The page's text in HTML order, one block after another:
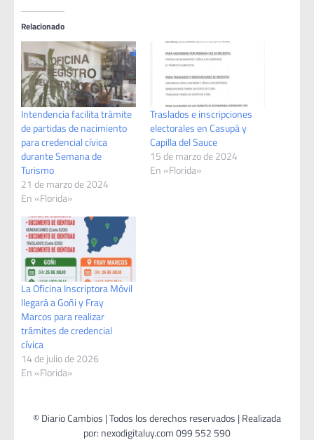
Relacionado
Intendencia facilita trámite
de partidas de nacimiento
para credencial cívica
durante Semana de
Turismo
21 de marzo de 2024
En «Florida»
Traslados e inscripciones
electorales en Casupá y
Capilla del Sauce
15 de marzo de 2024
En «Florida»
La Oficina Inscriptora Móvil
llegará a Goñi y Fray
Marcos para realizar
trámites de credencial
cívica
14 de julio de 2026
En «Florida»